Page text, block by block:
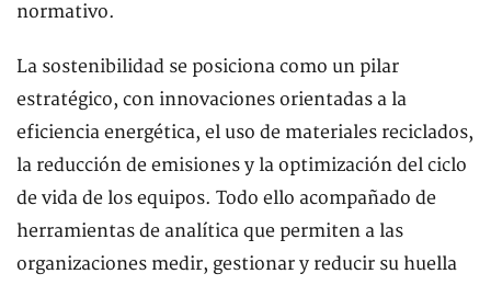
normativo.
La sostenibilidad se posiciona como un pilar
estratégico, con innovaciones orientadas a la
eficiencia energética, el uso de materiales reciclados,
la reducción de emisiones y la optimización del ciclo
de vida de los equipos. Todo ello acompañado de
herramientas de analítica que permiten a las
organizaciones medir, gestionar y reducir su huella